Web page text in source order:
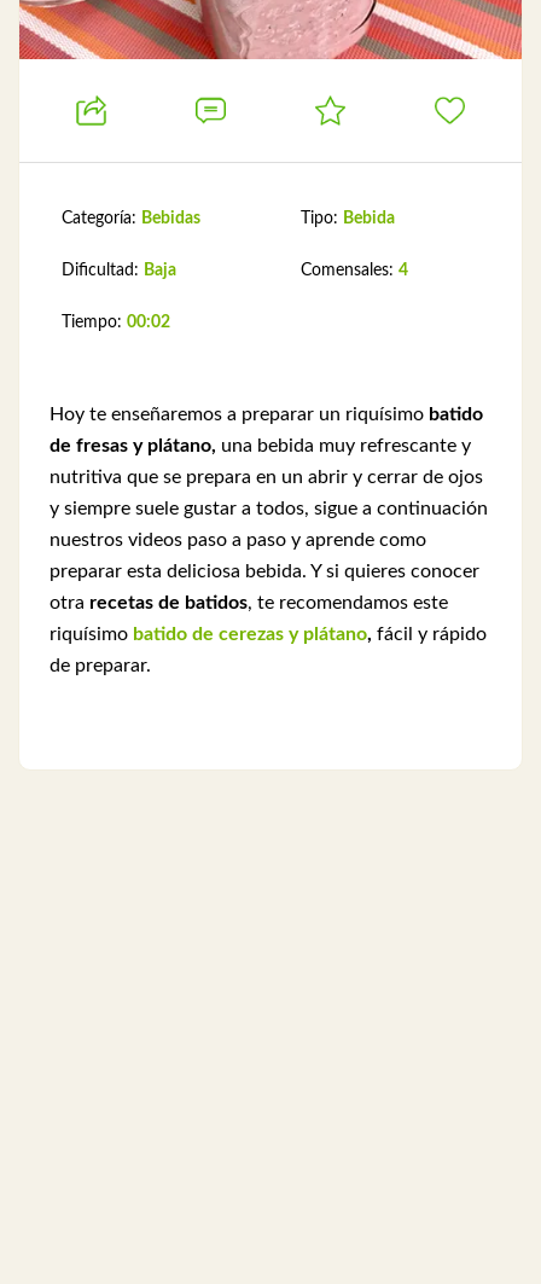
Categoría: Bebidas
Dificultad: Baja
Tiempo: 00:02
Tipo: Bebida
Comensales: 4
Hoy te enseñaremos a preparar un riquísimo batido
de fresas y plátano, una bebida muy refrescante y
nutritiva que se prepara en un abrir y cerrar de ojos
y siempre suele gustar a todos, sigue a continuación
nuestros videos paso a paso y aprende como
preparar esta deliciosa bebida. Y si quieres conocer
otra recetas de batidos, te recomendamos este
riquísimo batido de cerezas y plátano, fácil y rápido
de preparar.